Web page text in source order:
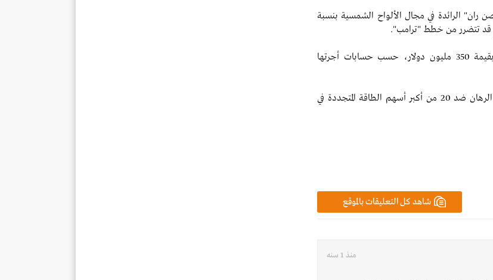
الرائدة في مجال الألواح الشمسية بنسبة
وبالتالي ولد الرهان ضد أسهم الشركتين الأمريكيتين أرباحًا بقيمة 350 مليون دولار، حسب حسابات أجرتها
وبشكل إجمالي، ربحت الصناديق أكثر من 1.2 مليار دولار من الرهان ضد 20 من أكبر أسهم الطاقة المتجددة في
شاهد كل التعليقات بالموقع
منذ 1 سنه